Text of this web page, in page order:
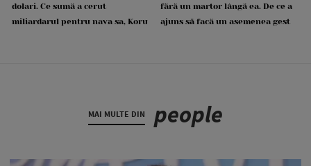
dolari. Ce sumă a cerut
miliardarul pentru nava sa, Koru
fără un martor lângă ea. De ce a
ajuns să facă un asemenea gest
MAI MULTE DIN people